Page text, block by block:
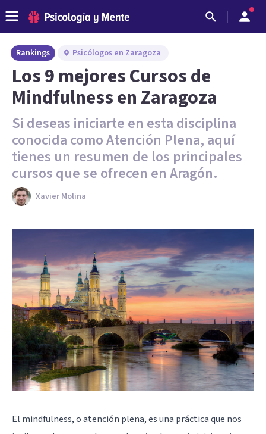
Rankings Psicólogos en Zaragoza
Los 9 mejores Cursos de
Mindfulness en Zaragoza
Si deseas iniciarte en esta disciplina
conocida como Atención Plena, aquí
tienes un resumen de los principales
cursos que se ofrecen en Aragón.
Xavier Molina
El mindfulness, o atención plena, es una práctica que nos